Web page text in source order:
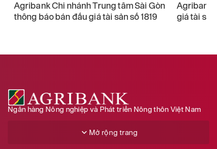
tâm Sài Gòn
số 1819
Agribank Chi nhánh 8 thông báo đấu
giá tài sản số 248
Ngân hàng Nông nghiệp và Phát triển Nông thôn Việt Nam
Mở rộng trang